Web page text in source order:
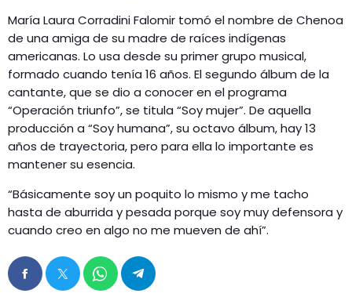
María Laura Corradini Falomir tomó el nombre de Chenoa
de una amiga de su madre de raíces indígenas
americanas. Lo usa desde su primer grupo musical,
formado cuando tenía 16 años. El segundo álbum de la
cantante, que se dio a conocer en el programa
“Operación triunfo”, se titula “Soy mujer”. De aquella
producción a “Soy humana”, su octavo álbum, hay 13
años de trayectoria, pero para ella lo importante es
mantener su esencia.
“Básicamente soy un poquito lo mismo y me tacho
hasta de aburrida y pesada porque soy muy defensora y
cuando creo en algo no me mueven de ahí”.